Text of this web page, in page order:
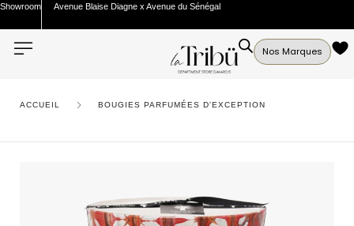
Showroom Avenue Blaise Diagne x Avenue du Sénégal
Nos Marques
ACCUEIL BOUGIES PARFUMÉES D'EXCEPTION